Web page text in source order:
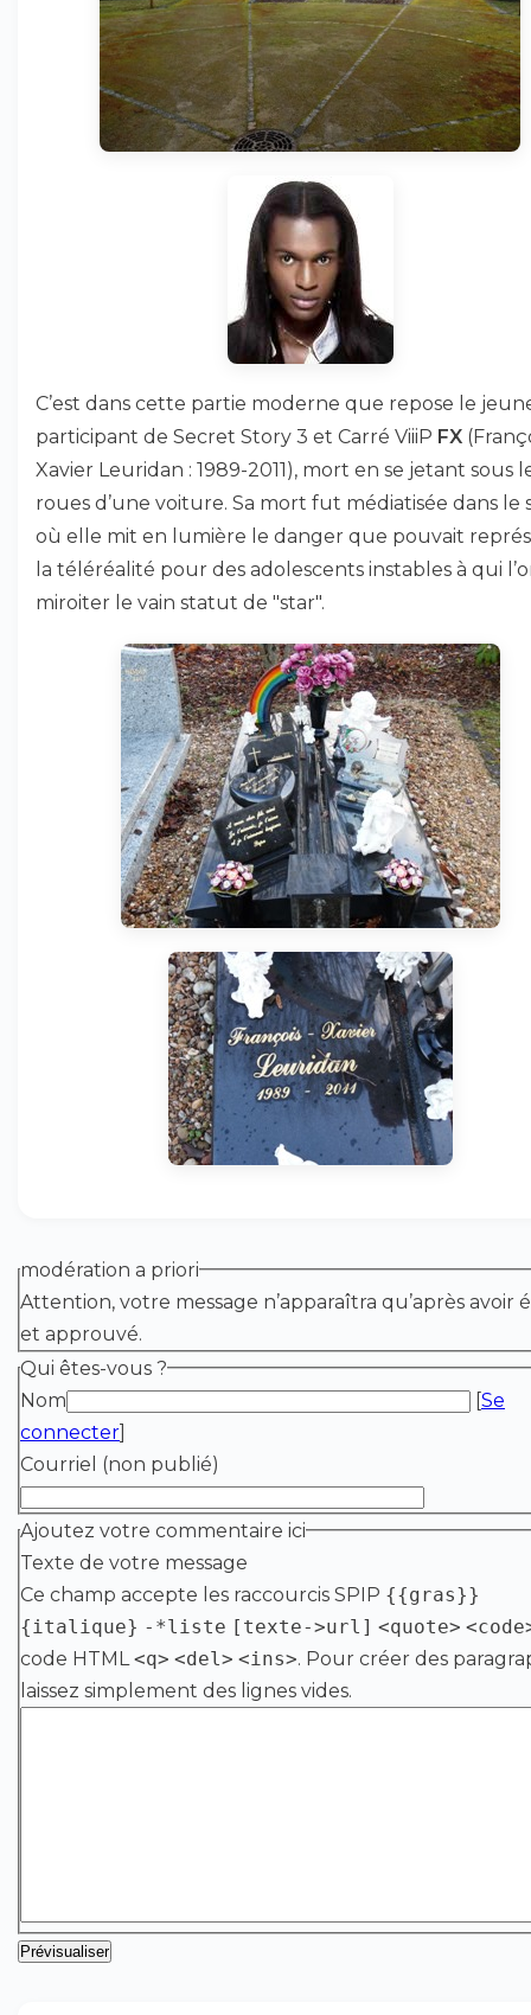
C’est dans cette partie moderne que repose le
participant de Secret Story 3 et Carré ViiiP FX
Xavier Leuridan : 1989-2011), mort en se jetant sous
roues d’une voiture. Sa mort fut médiatisée dans le
où elle mit en lumière le danger que pouvait
la téléréalité pour des adolescents instables à qui
miroiter le vain statut de "star".
modération a priori
Attention, votre message n’apparaîtra qu’après avoir
et approuvé.
Qui êtes-vous ?
Nom
[Se
connecter]
Courriel (non publié)
Ajoutez votre commentaire ici
Texte de votre message
Ce champ accepte les raccourcis SPIP {{gras}}
{italique} -*liste [texte->url] <quote>
code HTML<q> <del> <ins>. Pour créer des
laissez simplement des lignes vides.